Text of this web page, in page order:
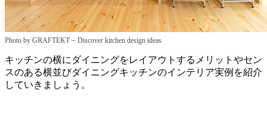
Photo by GRAFTEKT– Discover kitchen design ideas
キッチンの横にダイニングをレイアウトするメリットやセン
スのある横並びダイニングキッチンのインテリア実例を紹介
していきましょう。